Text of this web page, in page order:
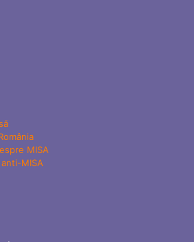
MISA
MISA